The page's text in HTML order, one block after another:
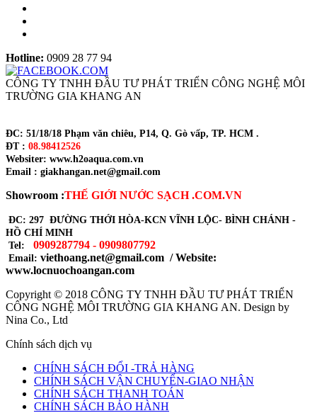
Hotline: 0909 28 77 94
CÔNG TY TNHH ĐẦU TƯ PHÁT TRIỂN CÔNG NGHỆ MÔI
TRƯỜNG GIA KHANG AN
ĐC: 51/18/18 Phạm văn chiêu, P14, Q. Gò vấp, TP. HCM .
ĐT : 08.98412526
Websiter: www.h2oaqua.com.vn
Email : giakhangan.net@gmail.com
Showroom :THẾ GIỚI NƯỚC SẠCH .COM.VN
ĐC: 297 ĐƯỜNG THỚI HÒA-KCN VĨNH LỘC- BÌNH CHÁNH -
HỒ CHÍ MINH
Tel:
0909287794 - 0909807792
Email: viethoang.net@gmail.com / Website:
www.locnuochoangan.com
Copyright © 2018 CÔNG TY TNHH ĐẦU TƯ PHÁT TRIỂN
CÔNG NGHỆ MÔI TRƯỜNG GIA KHANG AN. Design by
Nina Co., Ltd
Chính sách dịch vụ
CHÍNH SÁCH ĐỔI -TRẢ HÀNG
CHÍNH SÁCH VẬN CHUYỂN-GIAO NHẬN
CHÍNH SÁCH THANH TOÁN
CHÍNH SÁCH BẢO HÀNH